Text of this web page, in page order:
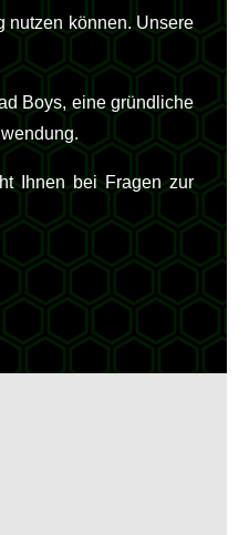
nutzen können. Unsere
Boys, eine gründliche
Ihnen bei Fragen zur